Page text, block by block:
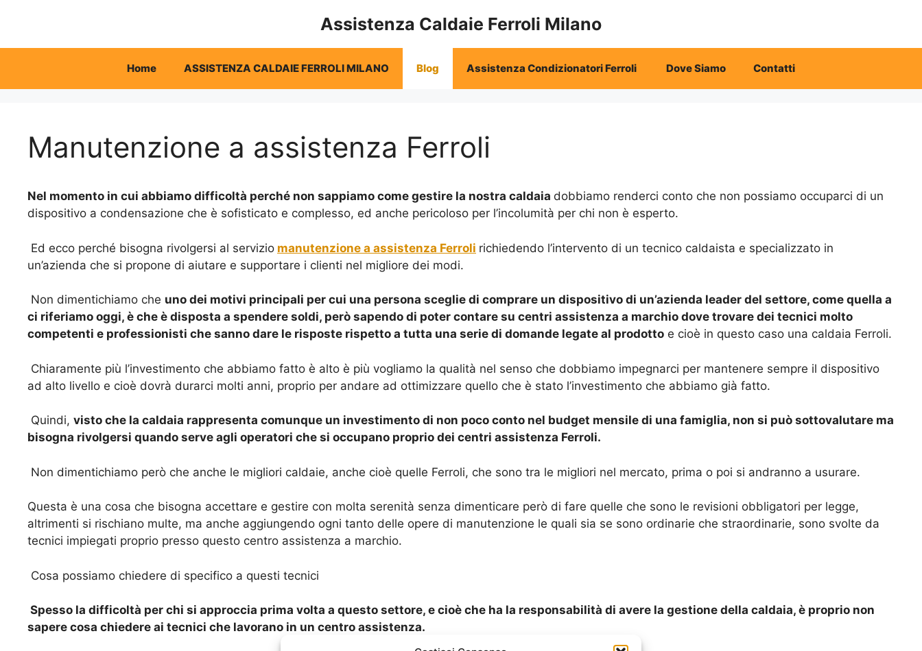
Assistenza Caldaie Ferroli Milano
Home ASSISTENZA CALDAIE FERROLI MILANO Blog Assistenza Condizionatori Ferroli Dove Siamo Contatti
Manutenzione a assistenza Ferroli
Nel momento in cui abbiamo difficoltà perché non sappiamo come gestire la nostra caldaia dobbiamo renderci conto che non possiamo occuparci di un
dispositivo a condensazione che è sofisticato e complesso, ed anche pericoloso per l’incolumità per chi non è esperto.
Ed ecco perché bisogna rivolgersi al servizio manutenzione a assistenza Ferroli richiedendo l’intervento di un tecnico caldaista e specializzato in
un’azienda che si propone di aiutare e supportare i clienti nel migliore dei modi.
Non dimentichiamo che uno dei motivi principali per cui una persona sceglie di comprare un dispositivo di un’azienda leader del settore, come quella a
ci riferiamo oggi, è che è disposta a spendere soldi, però sapendo di poter contare su centri assistenza a marchio dove trovare dei tecnici molto
competenti e professionisti che sanno dare le risposte rispetto a tutta una serie di domande legate al prodotto e cioè in questo caso una caldaia Ferroli.
Chiaramente più l’investimento che abbiamo fatto è alto è più vogliamo la qualità nel senso che dobbiamo impegnarci per mantenere sempre il dispositivo
ad alto livello e cioè dovrà durarci molti anni, proprio per andare ad ottimizzare quello che è stato l’investimento che abbiamo già fatto.
Quindi, visto che la caldaia rappresenta comunque un investimento di non poco conto nel budget mensile di una famiglia, non si può sottovalutare ma
bisogna rivolgersi quando serve agli operatori che si occupano proprio dei centri assistenza Ferroli.
Non dimentichiamo però che anche le migliori caldaie, anche cioè quelle Ferroli, che sono tra le migliori nel mercato, prima o poi si andranno a usurare.
Questa è una cosa che bisogna accettare e gestire con molta serenità senza dimenticare però di fare quelle che sono le revisioni obbligatori per legge,
altrimenti si rischiano multe, ma anche aggiungendo ogni tanto delle opere di manutenzione le quali sia se sono ordinarie che straordinarie, sono svolte da
tecnici impiegati proprio presso questo centro assistenza a marchio.
Cosa possiamo chiedere di specifico a questi tecnici
Spesso la difficoltà per chi si approccia prima volta a questo settore, e cioè che ha la responsabilità di avere la gestione della caldaia, è proprio non
sapere cosa chiedere ai tecnici che lavorano in un centro assistenza.